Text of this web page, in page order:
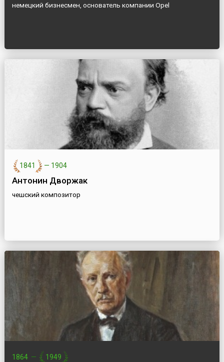
немецкий бизнесмен, основатель компании Opel
1841 — 1904
Антонин Дворжак
чешский композитор
1864 — 1949